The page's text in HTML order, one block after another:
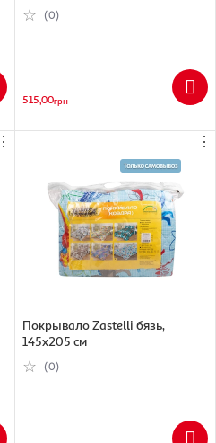
(0)
515,00грн
⋮ ⋮
Покрывало Zastelli бязь,
145х205 см
(0)